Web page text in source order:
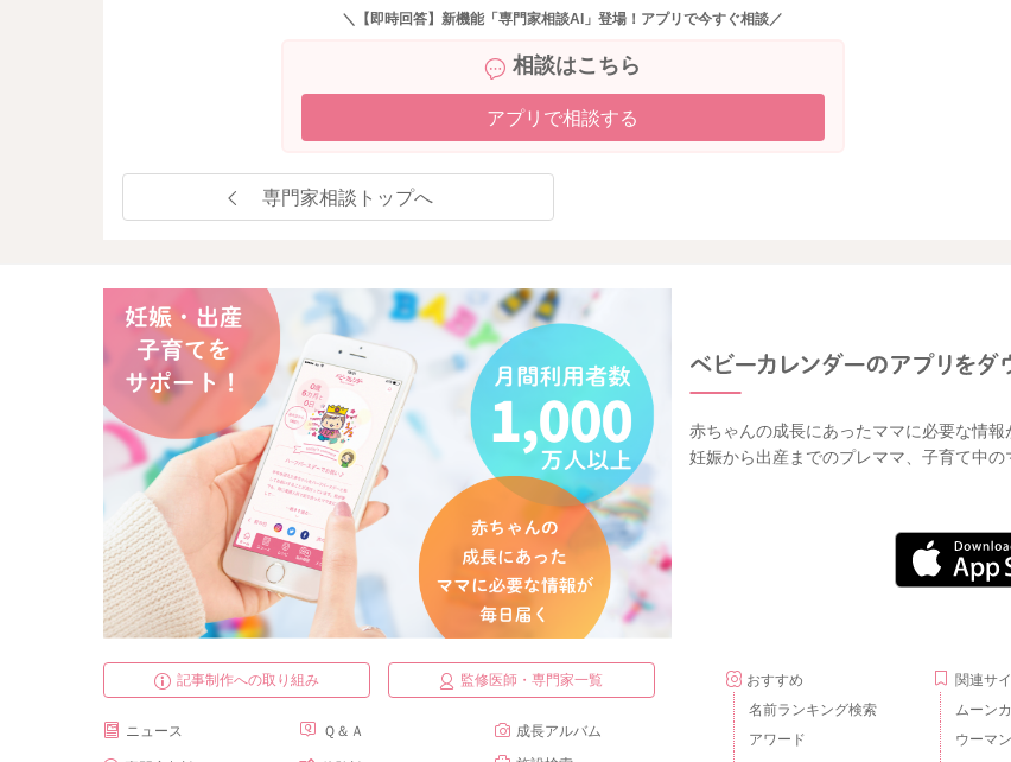
＼【即時回答】新機能「専門家相談AI」登場！アプリで今すぐ相談／
相談はこちら
アプリで相談する
専門家相談トップへ
赤ちゃんの成長にあったママに必要な情報
妊娠から出産までのプレママ、子育て中
記事制作への取り組み 監修医師・専門家一覧
ニュース Ｑ＆Ａ
成長アルバム
おすすめ
名前ランキング検索
アワード
関連サ
ムーン
ウーマ